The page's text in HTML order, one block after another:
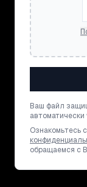
Ваш файл
Ознакомьтесь с
обращаемся с